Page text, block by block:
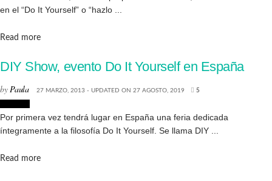
en el “Do It Yourself” o “hazlo ...
Read moreDetails
DIY Show, evento Do It Yourself en España
byPaula 27 MARZO, 2013 - UPDATED ON 27 AGOSTO, 2019 5
Por primera vez tendrá lugar en España una feria dedicada
íntegramente a la filosofía Do It Yourself. Se llama DIY ...
Read moreDetails